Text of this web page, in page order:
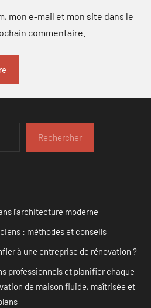
mon e-mail et mon site dans le
commentaire.
Rechercher
l’architecture moderne
: méthodes et conseils
à une entreprise de rénovation ?
professionnels et planifier chaque
de maison fluide, maîtrisée et